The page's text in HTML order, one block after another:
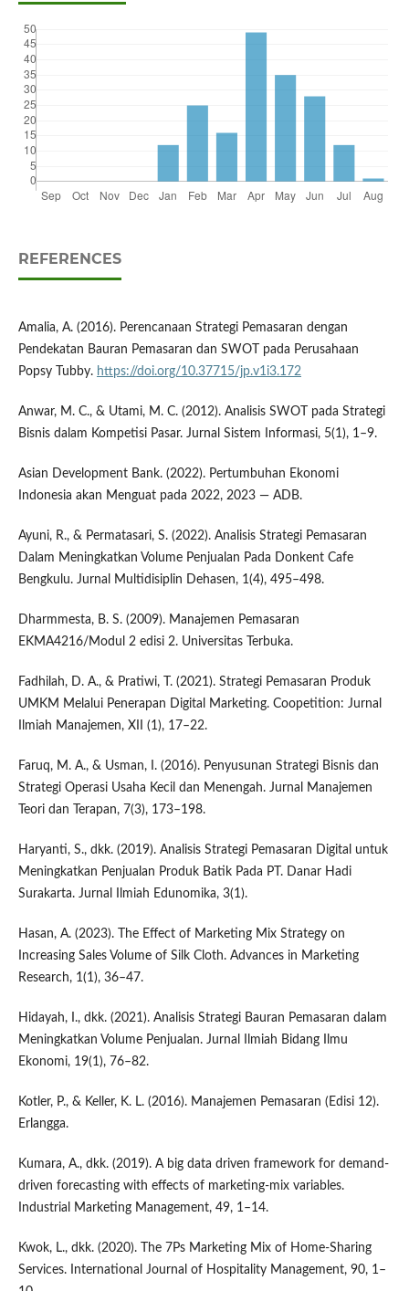
REFERENCES
Amalia, A. (2016). Perencanaan Strategi Pemasaran dengan
Pendekatan Bauran Pemasaran dan SWOT pada Perusahaan
Popsy Tubby. https://doi.org/10.37715/jp.v1i3.172
Anwar, M. C., & Utami, M. C. (2012). Analisis SWOT pada Strategi
Bisnis dalam Kompetisi Pasar. Jurnal Sistem Informasi, 5(1), 1–9.
Asian Development Bank. (2022). Pertumbuhan Ekonomi
Indonesia akan Menguat pada 2022, 2023 — ADB.
Ayuni, R., & Permatasari, S. (2022). Analisis Strategi Pemasaran
Dalam Meningkatkan Volume Penjualan Pada Donkent Cafe
Bengkulu. Jurnal Multidisiplin Dehasen, 1(4), 495–498.
Dharmmesta, B. S. (2009). Manajemen Pemasaran
EKMA4216/Modul 2 edisi 2. Universitas Terbuka.
Fadhilah, D. A., & Pratiwi, T. (2021). Strategi Pemasaran Produk
UMKM Melalui Penerapan Digital Marketing. Coopetition: Jurnal
Ilmiah Manajemen, XII (1), 17–22.
Faruq, M. A., & Usman, I. (2016). Penyusunan Strategi Bisnis dan
Strategi Operasi Usaha Kecil dan Menengah. Jurnal Manajemen
Teori dan Terapan, 7(3), 173–198.
Haryanti, S., dkk. (2019). Analisis Strategi Pemasaran Digital untuk
Meningkatkan Penjualan Produk Batik Pada PT. Danar Hadi
Surakarta. Jurnal Ilmiah Edunomika, 3(1).
Hasan, A. (2023). The Effect of Marketing Mix Strategy on
Increasing Sales Volume of Silk Cloth. Advances in Marketing
Research, 1(1), 36–47.
Hidayah, I., dkk. (2021). Analisis Strategi Bauran Pemasaran dalam
Meningkatkan Volume Penjualan. Jurnal Ilmiah Bidang Ilmu
Ekonomi, 19(1), 76–82.
Kotler, P., & Keller, K. L. (2016). Manajemen Pemasaran (Edisi 12).
Erlangga.
Kumara, A., dkk. (2019). A big data driven framework for demand-
driven forecasting with effects of marketing-mix variables.
Industrial Marketing Management, 49, 1–14.
Kwok, L., dkk. (2020). The 7Ps Marketing Mix of Home-Sharing
Services. International Journal of Hospitality Management, 90, 1–